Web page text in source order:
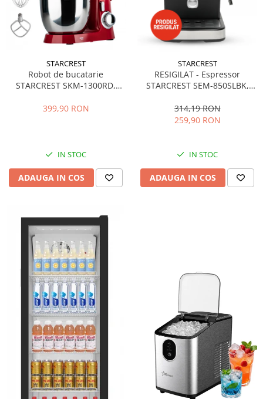
STARCREST
Robot de bucatarie
STARCREST SKM-1300RD,
Accesorii, 10 Viteze + Pulse,
399,90 RON
IN STOC
ADAUGA IN COS
STARCREST
RESIGILAT - Espressor
STARCREST SEM-850SLBK,
detasabil 1.5L, dispozitiv
spumare, filtru dublu din
314,19 RON
259,90 RON
IN STOC
ADAUGA IN COS